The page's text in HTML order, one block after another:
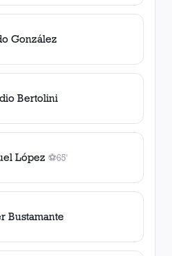
González
Bertolini
López ⚽
1gol
65'
Bustamante